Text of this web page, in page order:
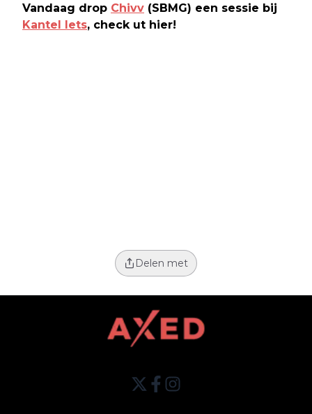
Vandaag drop Chivv (SBMG) een sessie bij
Kantel Iets, check ut hier!
Delen met